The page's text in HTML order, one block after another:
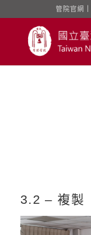
管院官網
3.2 – 複製